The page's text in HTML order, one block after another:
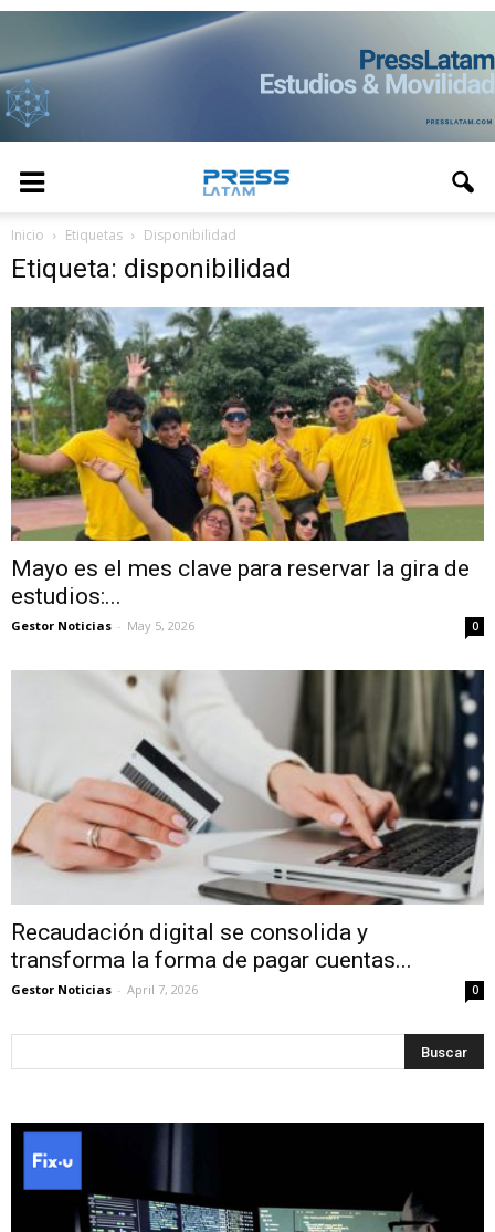
Inicio Etiquetas Disponibilidad
Etiqueta: disponibilidad
Mayo es el mes clave para reservar la gira de
estudios:...
Gestor Noticias - May 5, 2026 0
Recaudación digital se consolida y
transforma la forma de pagar cuentas...
Gestor Noticias - April 7, 2026 0